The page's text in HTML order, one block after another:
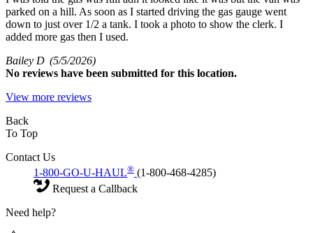
parked on a hill. As soon as I started driving the gas gauge went
down to just over 1/2 a tank. I took a photo to show the clerk. I
added more gas then I used.
Bailey D (5/5/2026)
No reviews have been submitted for this location.
View more reviews
Back
To Top
Contact Us
1-800-GO-U-HAUL® (1-800-468-4285)
Request a Callback
Need help?